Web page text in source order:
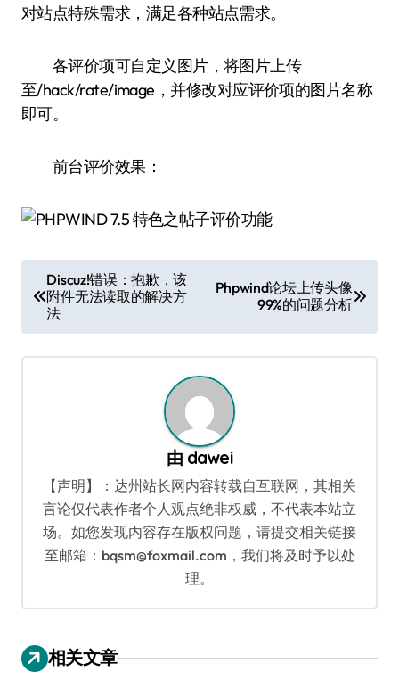
对站点特殊需求，满足各种站点需求。
各评价项可自定义图片，将图片上传
至/hack/rate/image，并修改对应评价项的图片名称
即可。
前台评价效果：
章
导
航
Discuz!错误：抱歉，该
附件无法读取的解决方
法
Phpwind论坛上传头像
99%的问题分析
由 dawei
【声明】：达州站长网内容转载自互联网，其相关
言论仅代表作者个人观点绝非权威，不代表本站立
场。如您发现内容存在版权问题，请提交相关链接
至邮箱：bqsm@foxmail.com，我们将及时予以处
理。
相关文章